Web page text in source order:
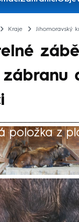
Kraje Jihomoravský
položka z